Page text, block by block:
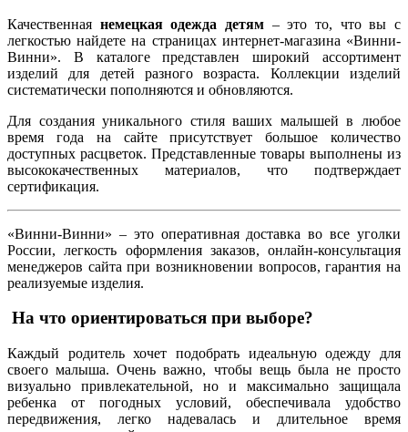
Качественная немецкая одежда детям – это то, что вы с
легкостью найдете на страницах интернет-магазина «Винни-
Винни». В каталоге представлен широкий ассортимент
изделий для детей разного возраста. Коллекции изделий
систематически пополняются и обновляются.
Для создания уникального стиля ваших малышей в любое
время года на сайте присутствует большое количество
доступных расцветок. Представленные товары выполнены из
высококачественных материалов, что подтверждает
сертификация.
«Винни-Винни» – это оперативная доставка во все уголки
России, легкость оформления заказов, онлайн-консультация
менеджеров сайта при возникновении вопросов, гарантия на
реализуемые изделия.
На что ориентироваться при выборе?
Каждый родитель хочет подобрать идеальную одежду для
своего малыша. Очень важно, чтобы вещь была не просто
визуально привлекательной, но и максимально защищала
ребенка от погодных условий, обеспечивала удобство
передвижения, легко надевалась и длительное время